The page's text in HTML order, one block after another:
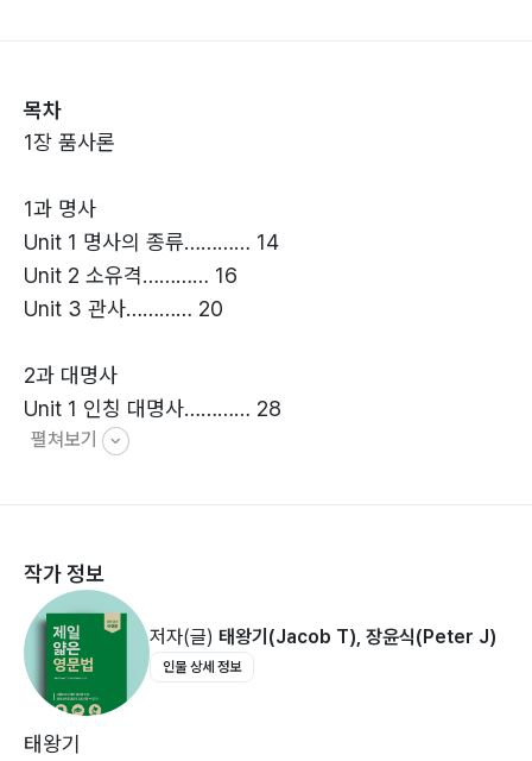
목차
1장 품사론
1과 명사
Unit 1 명사의 종류………… 14
Unit 2 소유격………… 16
Unit 3 관사………… 20
2과 대명사
Unit 1 인칭 대명사………… 28
Unit 2 지시 대명사………… 32
3과 동사
Unit 1 시제………… 44
Unit 2 타동사 / 자동사………… 49
Unit 3 수동태………… 52
4과 형용사
펼쳐보기
작가 정보
저자(글) 태왕기(Jacob T), 장윤식(Peter J)
인물 상세 정보
태왕기